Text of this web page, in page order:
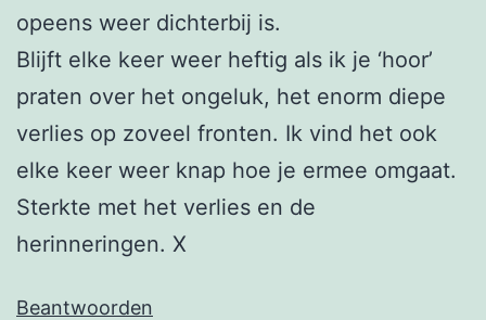
opeens weer dichterbij is.
Blijft elke keer weer heftig als ik je ‘hoor’
praten over het ongeluk, het enorm diepe
verlies op zoveel fronten. Ik vind het ook
elke keer weer knap hoe je ermee omgaat.
Sterkte met het verlies en de
herinneringen. X
Beantwoorden